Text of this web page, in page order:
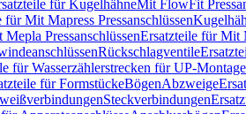
für KugelhähneMit FlowFit
für Mit Mapress Pressanschlüssen
Mepla PressanschlüssenErsatzteile für Mit
Rückschlagventile
für Wasserzählerstrecken für UP-Montage
für FormstückeBögenAbzweige
Steckverbindungen